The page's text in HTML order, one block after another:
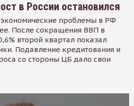
в России остановился
проблемы в РФ
После сокращения ВВП в
второй квартал показал
Подавление кредитования и
со стороны ЦБ дало свои